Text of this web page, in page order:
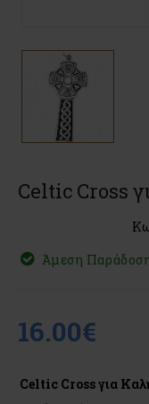
Celtic Cross
Άμεση
16.00€
Celtic Cross για